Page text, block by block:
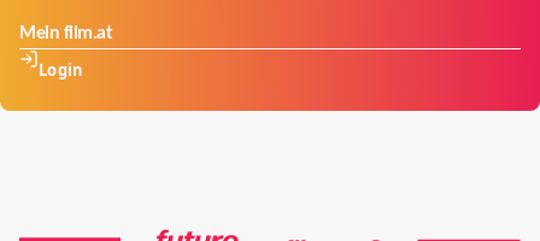
Mein film.at
Login